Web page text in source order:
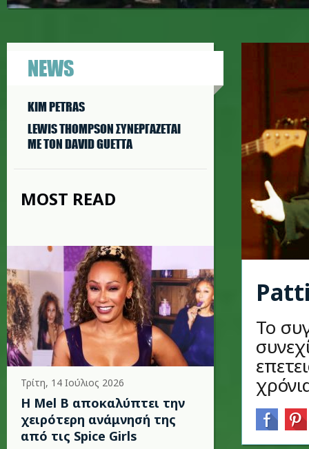
NEWS
KIM PETRAS
LEWIS THOMPSON ΣΥΝΕΡΓAΖΕΤΑΙ
ΜΕ ΤΟΝ DAVID GUETTA
MOST READ
Τρίτη, 14 Ιούλιος 2026
Η Mel B αποκαλύπτει την
χειρότερη ανάμνησή της
από τις Spice Girls
Το